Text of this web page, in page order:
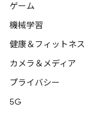
ゲーム
機械学習
健康＆フィットネス
カメラ＆メディア
プライバシー
5G